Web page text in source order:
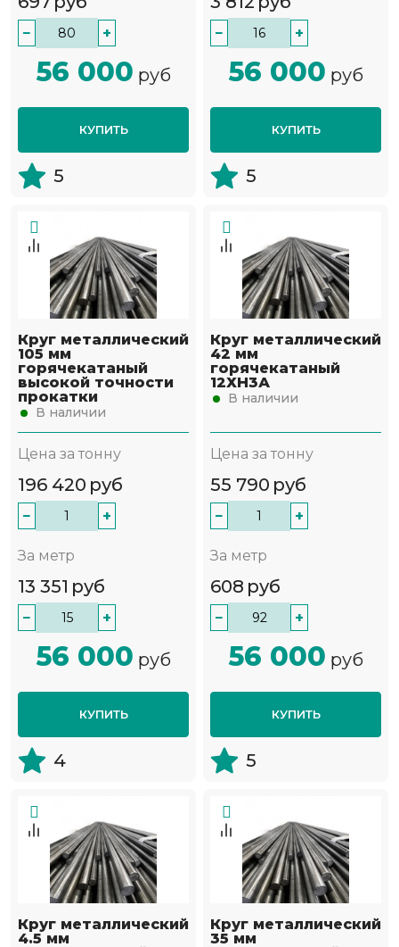
− +
56 000 руб
КУПИТЬ
5
− +
56 000 руб
КУПИТЬ
5
Круг металлический
105 мм
горячекатаный
высокой точности
прокатки
В наличии
Цена за тонну
196 420 руб
− +
За метр
13 351 руб
− +
56 000 руб
КУПИТЬ
4
Круг металлический
42 мм
горячекатаный
12ХН3А
В наличии
Цена за тонну
55 790 руб
− +
За метр
608 руб
− +
56 000 руб
КУПИТЬ
5
Круг металлический
4.5 мм
Круг металлический
35 мм